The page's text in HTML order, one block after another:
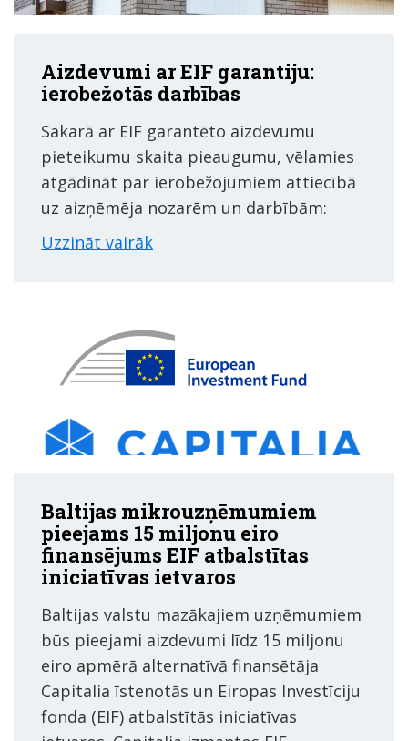
Aizdevumi ar EIF garantiju:
ierobežotās darbības
Sakarā ar EIF garantēto aizdevumu
pieteikumu skaita pieaugumu, vēlamies
atgādināt par ierobežojumiem attiecībā
uz aizņēmēja nozarēm un darbībām:
Uzzināt vairāk
Baltijas mikrouzņēmumiem
pieejams 15 miljonu eiro
finansējums EIF atbalstītas
iniciatīvas ietvaros
Baltijas valstu mazākajiem uzņēmumiem
būs pieejami aizdevumi līdz 15 miljonu
eiro apmērā alternatīvā finansētāja
Capitalia īstenotās un Eiropas Investīciju
fonda (EIF) atbalstītās iniciatīvas